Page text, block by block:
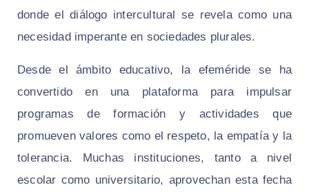
donde el diálogo intercultural se revela como una
necesidad imperante en sociedades plurales.
Desde el ámbito educativo, la efeméride se ha
convertido en una plataforma para impulsar
programas de formación y actividades que
promueven valores como el respeto, la empatía y la
tolerancia. Muchas instituciones, tanto a nivel
escolar como universitario, aprovechan esta fecha